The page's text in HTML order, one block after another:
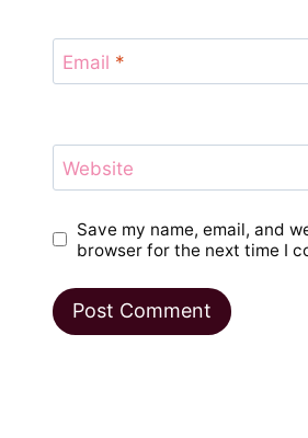
Email *
Website
Save my name, email, and
browser for the next time I